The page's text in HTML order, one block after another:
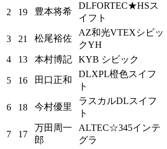
2 19 豊本将希
DLFORTEC★HSス
イフト
3 21 松尾裕佐
AZ和光VTEXシビッ
クYH
4 13 本村博記 KYB シビック
5 16 田口正和
DLXPL橙色スイフ
ト
6 18 今村優里
ラスカルDLスイフ
ト
7 17
万田周一
郎
ALTEC☆345インテ
グラ